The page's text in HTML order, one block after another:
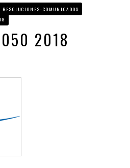
Nacional Mayores, Cali, Abril 2019
027 2019
2023 – Cali, Colombia
RESOLUCIONES-COMUNICADOS
050 2018